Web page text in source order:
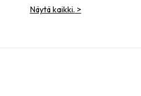
Näytä kaikki. >